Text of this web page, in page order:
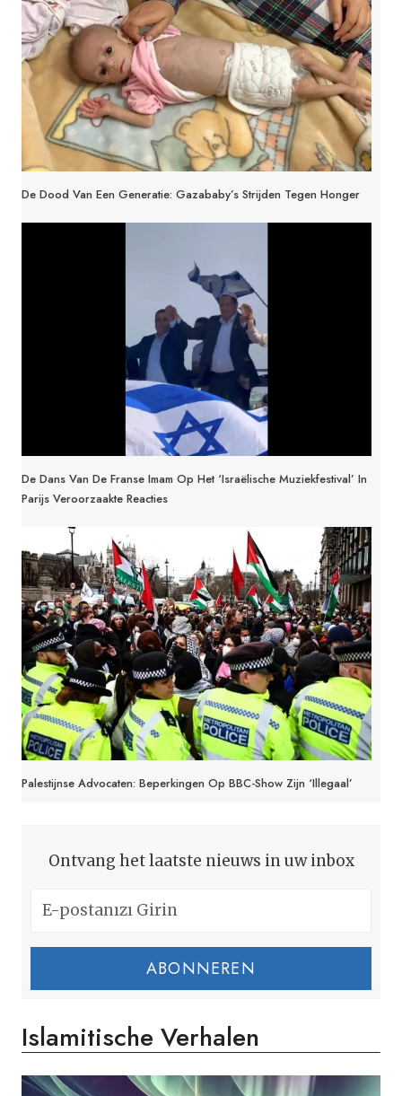
De Dood Van Een Generatie: Gazababy’s Strijden Tegen Honger
De Dans Van De Franse Imam Op Het ‘Israëlische Muziekfestival’ In
Parijs Veroorzaakte Reacties
Palestijnse Advocaten: Beperkingen Op BBC-Show Zijn ‘illegaal’
Ontvang het laatste nieuws in uw inbox
ABONNEREN
Islamitische Verhalen